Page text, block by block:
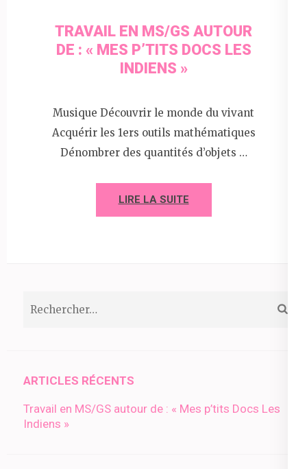
TRAVAIL EN MS/GS AUTOUR
DE : « MES P’TITS DOCS LES
INDIENS »
Musique Découvrir le monde du vivant
Acquérir les 1ers outils mathématiques
Dénombrer des quantités d’objets …
LIRE LA SUITE
ARTICLES RÉCENTS
Travail en MS/GS autour de : « Mes p’tits Docs Les
Indiens »